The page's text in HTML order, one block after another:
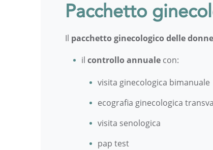
Pacchetto
Il pacchetto ginecologico delle
il controllo annuale con:
visita ginecologica bimanuale
ecografia ginecologica
visita senologica
pap test